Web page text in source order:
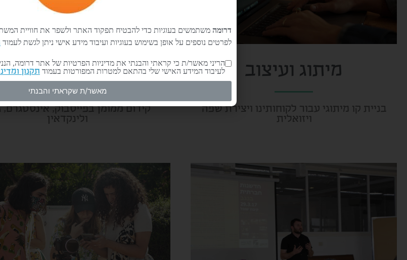
מיתוג ועיצוב
בניית קו מיתוגי עבור לקוחותינו ויצירת שפה
ויזואלית
קידום ממומן
קידום ממומן בפייסבוק, אינסטגרם,
ולינקדאין
דרומה משתמשים בעוגיות כדי להבטיח תפקוד האתר ולשפר את חוויית
לפרטים נוספים על אופן בשימוש בעוגיות ועיבוד מידע אישי ניתן לגשת לעמוד
לעיבוד המידע האישי שלי בהתאם למטרות המפורטות בעמוד תקנון
מאשר/ת שקראתי והבנתי